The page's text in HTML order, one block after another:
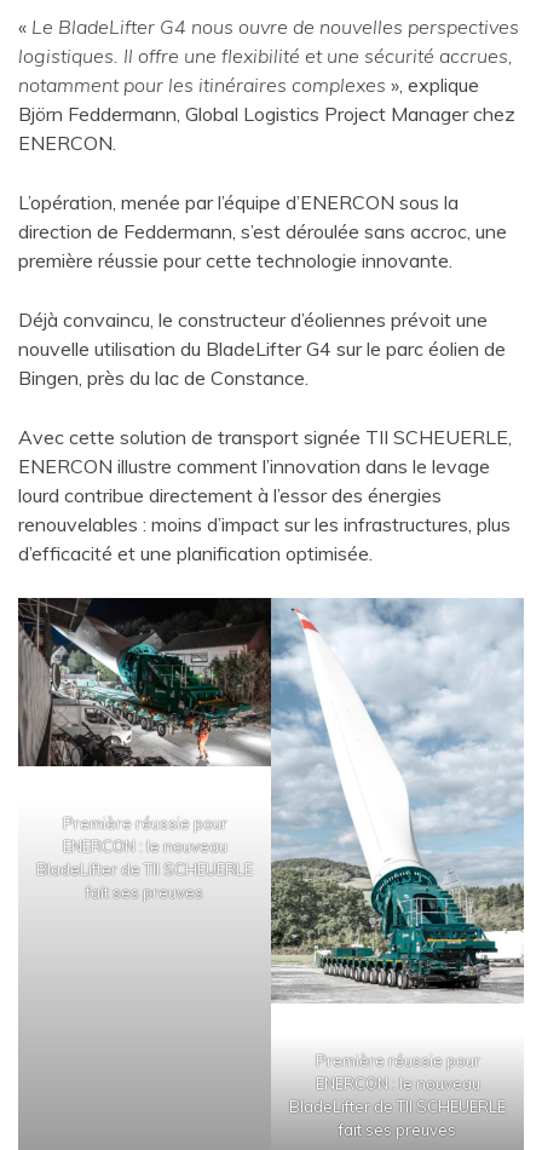
« Le BladeLifter G4 nous ouvre de nouvelles perspectives
logistiques. Il offre une flexibilité et une sécurité accrues,
notamment pour les itinéraires complexes », explique
Björn Feddermann, Global Logistics Project Manager chez
ENERCON.
L’opération, menée par l’équipe d’ENERCON sous la
direction de Feddermann, s’est déroulée sans accroc, une
première réussie pour cette technologie innovante.
Déjà convaincu, le constructeur d’éoliennes prévoit une
nouvelle utilisation du BladeLifter G4 sur le parc éolien de
Bingen, près du lac de Constance.
Avec cette solution de transport signée TII SCHEUERLE,
ENERCON illustre comment l’innovation dans le levage
lourd contribue directement à l’essor des énergies
renouvelables : moins d’impact sur les infrastructures, plus
d’efficacité et une planification optimisée.
Première réussie pour
ENERCON : le nouveau
BladeLifter de TII SCHEUERLE
fait ses preuves
Première réussie pour
ENERCON : le nouveau
BladeLifter de TII SCHEUERLE
fait ses preuves